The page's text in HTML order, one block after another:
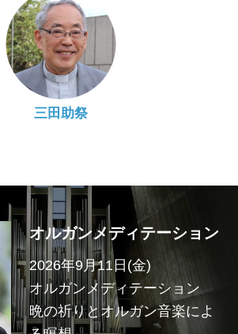
三田助祭
オルガンメディテーション
2026年9月11日(金)
オルガンメディテーション
晩の祈りとオルガン音楽によ